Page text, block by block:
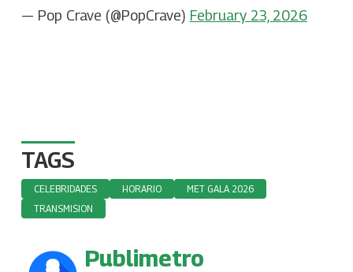
— Pop Crave (@PopCrave) February 23, 2026
TAGS
CELEBRIDADES HORARIO
MET GALA 2026
TRANSMISION
Publimetro